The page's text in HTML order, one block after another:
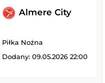
Almere City
Piłka Nożna
Dodany: 09.05.2026 22:00